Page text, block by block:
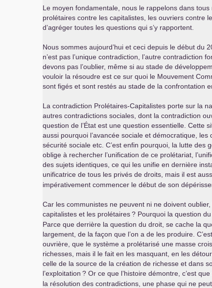
Le moyen fondamentale, nous le rappelons dans
prolétaires contre les capitalistes, les ouvriers contre
d’agréger toutes les questions qui s’y rapportent.
Nous sommes aujourd’hui et ceci depuis le début du
n’est pas l’unique contradiction, l’autre
devons pas l’oublier, même si au stade de
vouloir la résoudre est ce sur quoi le Mouvement
sont figés et sont restés au stade de la confrontation
La contradiction Prolétaires-Capitalistes porte sur la
autres contradictions sociales, dont la contradiction
question de l’État est une question essentielle. Cette
aussi pourquoi l’avancée sociale et démocratique,
sécurité sociale etc. C’est enfin pourquoi, la lutte
oblige à rechercher l’unification de ce prolétariat,
des sujets identiques, ce qui les unifie en dernière
unificatrice de tous les privés de droits, mais il est
impérativement commencer le début de son
Car les communistes ne peuvent ni ne doivent
capitalistes et les prolétaires? Pourquoi la question
Parce que derrière la question du droit, se cache la
largement, de la façon que l’on a de les produire.
ouvrière, que le système a prolétarisé une masse
richesses, mais il le fait en les masquant, en les
celle de la source de la création de richesse et dans
l’exploitation ? Or ce que l’histoire démontre, c’est
la résolution des contradictions, une phase qui ne